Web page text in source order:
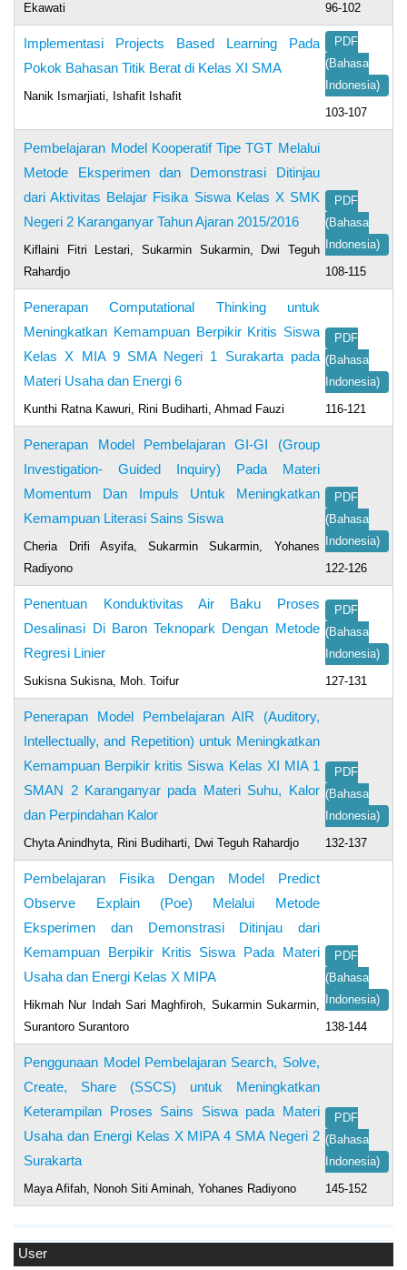
User
Ekawati
96-102
Implementasi Projects Based Learning Pada
Pokok Bahasan Titik Berat di Kelas XI SMA
Nanik Ismarjiati, Ishafit Ishafit
PDF
(Bahasa
Indonesia)
103-107
Pembelajaran Model Kooperatif Tipe TGT Melalui
Metode Eksperimen dan Demonstrasi Ditinjau
dari Aktivitas Belajar Fisika Siswa Kelas X SMK
Negeri 2 Karanganyar Tahun Ajaran 2015/2016
Kiflaini Fitri Lestari, Sukarmin Sukarmin, Dwi Teguh
Rahardjo
PDF
(Bahasa
Indonesia)
108-115
Penerapan Computational Thinking untuk
Meningkatkan Kemampuan Berpikir Kritis Siswa
Kelas X MIA 9 SMA Negeri 1 Surakarta pada
Materi Usaha dan Energi 6
Kunthi Ratna Kawuri, Rini Budiharti, Ahmad Fauzi
PDF
(Bahasa
Indonesia)
116-121
Penerapan Model Pembelajaran GI-GI (Group
Investigation- Guided Inquiry) Pada Materi
Momentum Dan Impuls Untuk Meningkatkan
Kemampuan Literasi Sains Siswa
Cheria Drifi Asyifa, Sukarmin Sukarmin, Yohanes
Radiyono
PDF
(Bahasa
Indonesia)
122-126
Penentuan Konduktivitas Air Baku Proses
Desalinasi Di Baron Teknopark Dengan Metode
Regresi Linier
Sukisna Sukisna, Moh. Toifur
PDF
(Bahasa
Indonesia)
127-131
Penerapan Model Pembelajaran AIR (Auditory,
Intellectually, and Repetition) untuk Meningkatkan
Kemampuan Berpikir kritis Siswa Kelas XI MIA 1
SMAN 2 Karanganyar pada Materi Suhu, Kalor
dan Perpindahan Kalor
Chyta Anindhyta, Rini Budiharti, Dwi Teguh Rahardjo
PDF
(Bahasa
Indonesia)
132-137
Pembelajaran Fisika Dengan Model Predict
Observe Explain (Poe) Melalui Metode
Eksperimen dan Demonstrasi Ditinjau dari
Kemampuan Berpikir Kritis Siswa Pada Materi
Usaha dan Energi Kelas X MIPA
Hikmah Nur Indah Sari Maghfiroh, Sukarmin Sukarmin,
Surantoro Surantoro
PDF
(Bahasa
Indonesia)
138-144
Penggunaan Model Pembelajaran Search, Solve,
Create, Share (SSCS) untuk Meningkatkan
Keterampilan Proses Sains Siswa pada Materi
Usaha dan Energi Kelas X MIPA 4 SMA Negeri 2
Surakarta
Maya Afifah, Nonoh Siti Aminah, Yohanes Radiyono
PDF
(Bahasa
Indonesia)
145-152